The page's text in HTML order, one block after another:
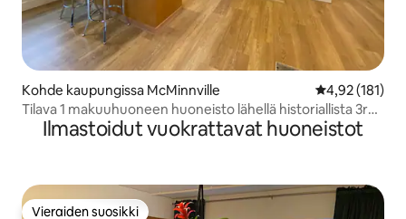
Kohde kaupungissa McMinnville
4,92 (181)
Tilava 1 makuuhuoneen huoneisto lähellä historiallista 3rd
St:tä – 10 minuutin kävelymatka
Ilmastoidut vuokrattavat huoneistot
Vieraiden suosikki